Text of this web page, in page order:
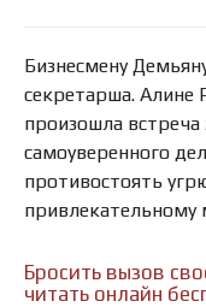
Бизнесмену
секретарша. Алине
произошла встреча
самоуверенного
противостоять
привлекательному
Бросить вызов
читать онлайн